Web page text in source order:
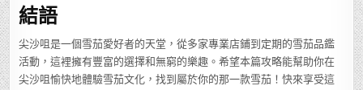
結語
尖沙咀是一個雪茄愛好者的天堂，從多家專業店鋪到定期的雪茄品鑑
活動，這裡擁有豐富的選擇和無窮的樂趣。希望本篇攻略能幫助你在
尖沙咀愉快地體驗雪茄文化，找到屬於你的那一款雪茄！快來享受這